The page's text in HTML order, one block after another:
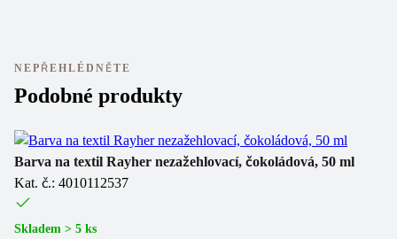
NEPŘEHLÉDNĚTE
Podobné produkty
Barva na textil Rayher nezažehlovací, čokoládová, 50 ml
Kat. č.: 4010112537
Skladem > 5 ks